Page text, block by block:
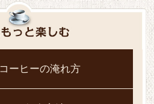
ーヒーの淹れ方